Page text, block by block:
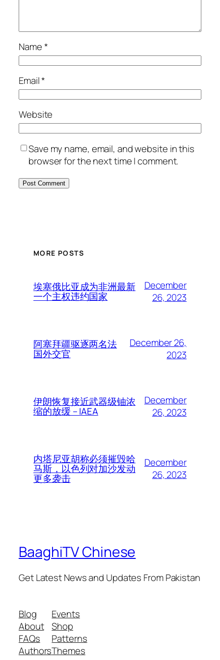
Name*
Email*
Website
Save my name, email, and website in this
browser for the next time I comment.
MORE POSTS
埃塞俄比亚成为非洲最新
一个主权违约国家
December
26, 2023
阿塞拜疆驱逐两名法
国外交官
December 26,
2023
伊朗恢复接近武器级铀浓
缩的放缓 – IAEA
December
26, 2023
内塔尼亚胡称必须摧毁哈
马斯，以色列对加沙发动
更多袭击
December
26, 2023
BaaghiTV Chinese
Get Latest News and Updates From Pakistan
Blog
About
FAQs
Authors
Events
Shop
Patterns
Themes